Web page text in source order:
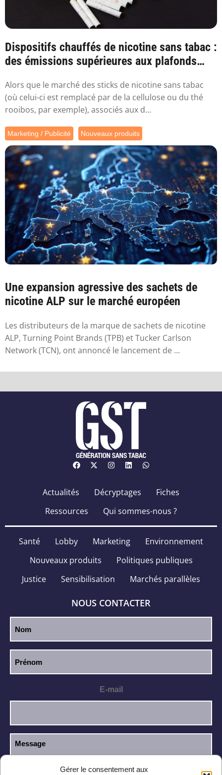
Gérer le consentement aux
Dispositifs chauffés de nicotine sans tabac :
des émissions supérieures aux plafonds
Alors que le marché des sticks de nicotine sans tabac
(où celui-ci est remplacé par de la cellulose ou du thé
rooibos, par exemple), associés aux d...
Marketing / Publicité Nouveaux produits
Une expansion agressive des sachets de
nicotine ALP sur le marché européen
Les distributeurs de la marque de sachets de nicotine
ALP, Turning Point Brands (TPB) et Tucker Carlson
Network (TCN), ont annoncé le lancement de ...
Actualités Décryptages
Fiches
Ressources
Qui sommes-nous ?
Santé Lobby Marketing
Environnement
Nouveaux produits
Politiques publiques
Justice
Sensibilisation Marchés parallèles
NOUS CONTACTER
E-mail